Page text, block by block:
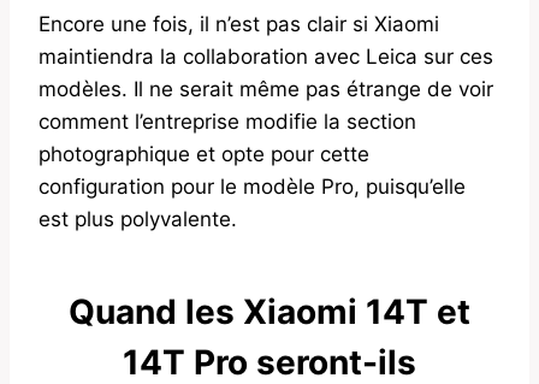
Encore une fois, il n’est pas clair si Xiaomi
maintiendra la collaboration avec Leica sur ces
modèles. Il ne serait même pas étrange de voir
comment l’entreprise modifie la section
photographique et opte pour cette
configuration pour le modèle Pro, puisqu’elle
est plus polyvalente.
Quand les Xiaomi 14T et
14T Pro seront-ils